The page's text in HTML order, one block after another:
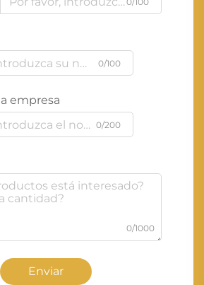
0/100
empresa
0/200
0/1000
Enviar